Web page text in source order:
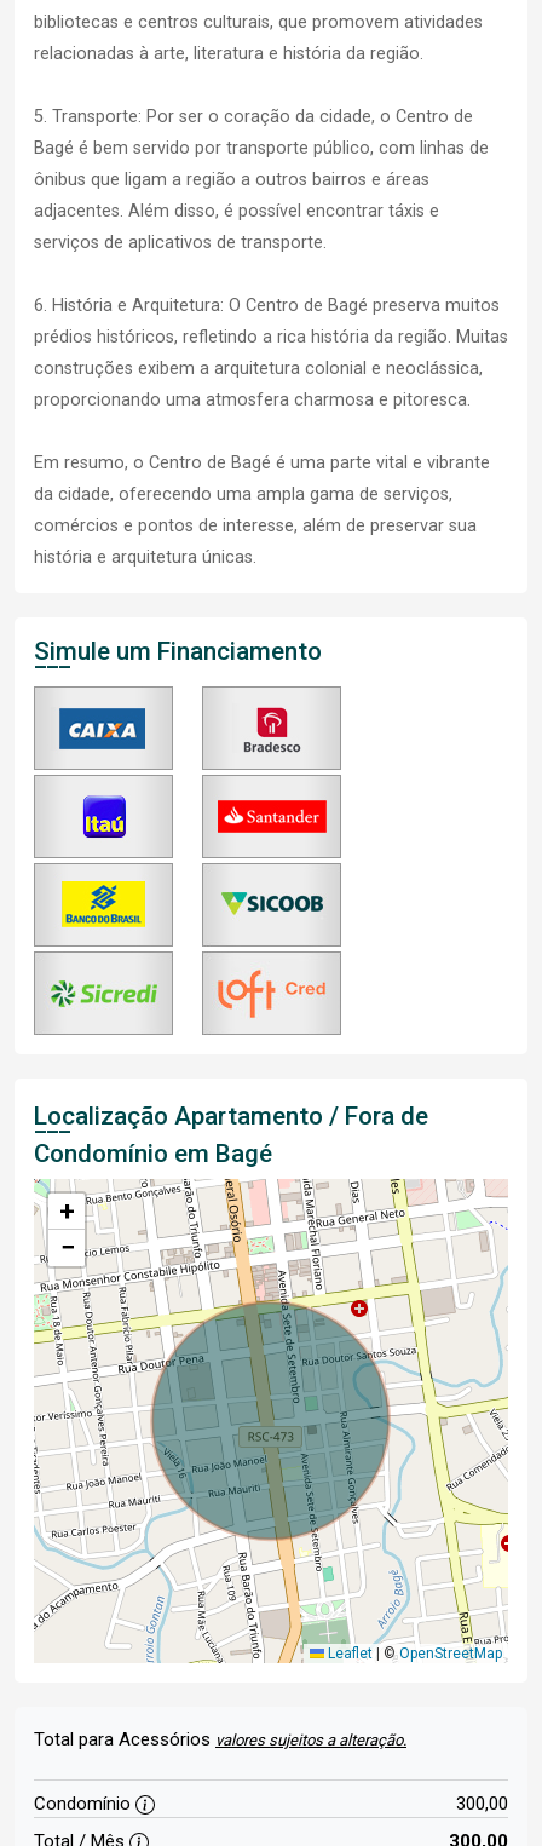
bibliotecas e centros culturais, que promovem atividades
relacionadas à arte, literatura e história da região.
5. Transporte: Por ser o coração da cidade, o Centro de
Bagé é bem servido por transporte público, com linhas de
ônibus que ligam a região a outros bairros e áreas
adjacentes. Além disso, é possível encontrar táxis e
serviços de aplicativos de transporte.
6. História e Arquitetura: O Centro de Bagé preserva muitos
prédios históricos, refletindo a rica história da região. Muitas
construções exibem a arquitetura colonial e neoclássica,
proporcionando uma atmosfera charmosa e pitoresca.
Em resumo, o Centro de Bagé é uma parte vital e vibrante
da cidade, oferecendo uma ampla gama de serviços,
comércios e pontos de interesse, além de preservar sua
história e arquitetura únicas.
Simule um Financiamento
Localização Apartamento / Fora de
Condomínio em Bagé
+
−
Leaflet ©OpenStreetMap
Total para Acessórios valores sujeitos a alteração.
Condomínio
300,00
Total / Mês
300,00